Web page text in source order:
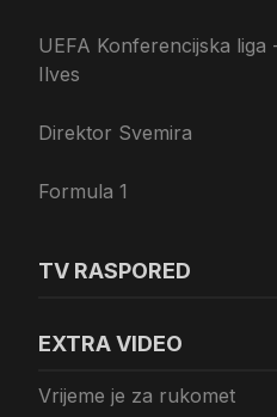
UEFA Konferencijska
Ilves
Direktor Svemira
Formula 1
TV RASPORED
EXTRA VIDEO
Vrijeme je za rukomet